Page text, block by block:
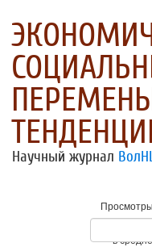
Научный журнал
Просмотры
* - в